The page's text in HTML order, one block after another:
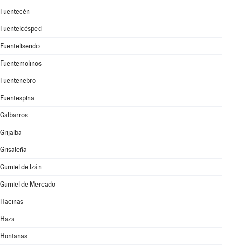
Fuentecén
Fuentelcésped
Fuentelisendo
Fuentemolinos
Fuentenebro
Fuentespina
Galbarros
Grijalba
Grisaleña
Gumiel de Izán
Gumiel de Mercado
Hacinas
Haza
Hontanas